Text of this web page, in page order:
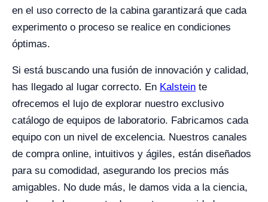
en el uso correcto de la cabina garantizará que cada
experimento o proceso se realice en condiciones
óptimas.
Si está buscando una fusión de innovación y calidad,
has llegado al lugar correcto. En Kalstein te
ofrecemos el lujo de explorar nuestro exclusivo
catálogo de equipos de laboratorio. Fabricamos cada
equipo con un nivel de excelencia. Nuestros canales
de compra online, intuitivos y ágiles, están diseñados
para su comodidad, asegurando los precios más
amigables. No dude más, le damos vida a la ciencia,